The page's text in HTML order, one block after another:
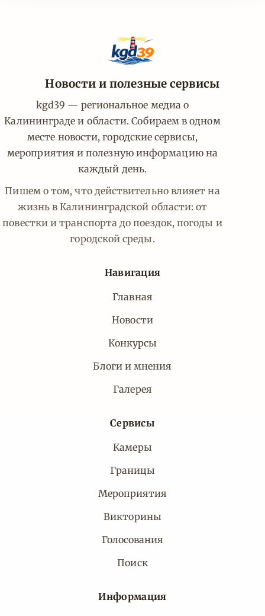
Новости и полезные сервисы
kgd39 — региональное медиа о
Калининграде и области. Собираем в одном
месте новости, городские сервисы,
мероприятия и полезную информацию на
каждый день.
Пишем о том, что действительно влияет на
жизнь в Калининградской области: от
повестки и транспорта до поездок, погоды и
городской среды.
Навигация
Главная
Новости
Конкурсы
Блоги и мнения
Галерея
Сервисы
Камеры
Границы
Мероприятия
Викторины
Голосования
Поиск
Информация